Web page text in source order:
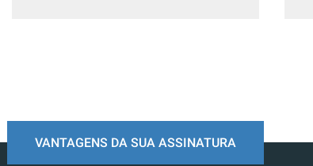
VANTAGENS DA SUA ASSINATURA